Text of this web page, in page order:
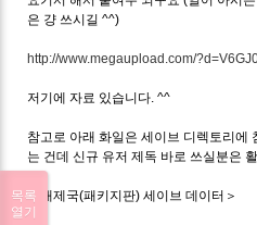
은 걍 쓰시길 ^^)
http://www.megaupload.com/
저기에 자료 있습니다. ^^
참고로 아래 화일은 세이브 디렉토리에
는 건데 신규 유저 제독 바로 쓰실분은
＜대제국(패키지판) 세이브 데이터＞
목록
열기